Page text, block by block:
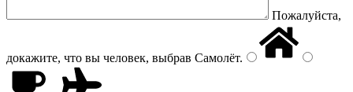
Пожалуйста,
докажите, что вы человек, выбрав Самолёт.